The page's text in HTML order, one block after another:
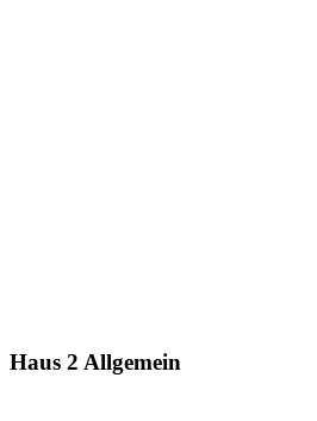
Haus 2 Allgemein